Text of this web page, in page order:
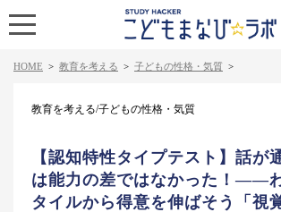
HOME > 教育を考える > 子どもの性格・気質 >
教育を考える/子どもの性格・気質
【認知特性タイプテスト】話が
は能力の差ではなかった！――
タイルから得意を伸ばそう「視